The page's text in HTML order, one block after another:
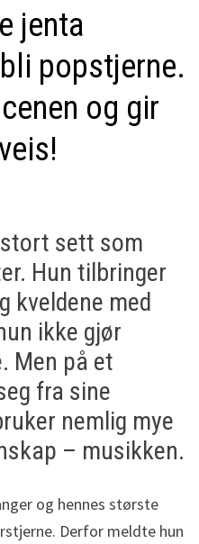
jenta
popstjerne.
og gir
sett som
Hun tilbringer
kveldene med
ikke gjør
Men på et
fra sine
nemlig mye
– musikken.
og hennes største
Derfor meldte hun